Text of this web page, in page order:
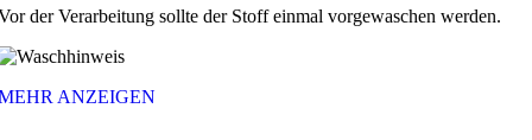
der Verarbeitung sollte der Stoff einmal vorgewaschen werden.
ANZEIGEN